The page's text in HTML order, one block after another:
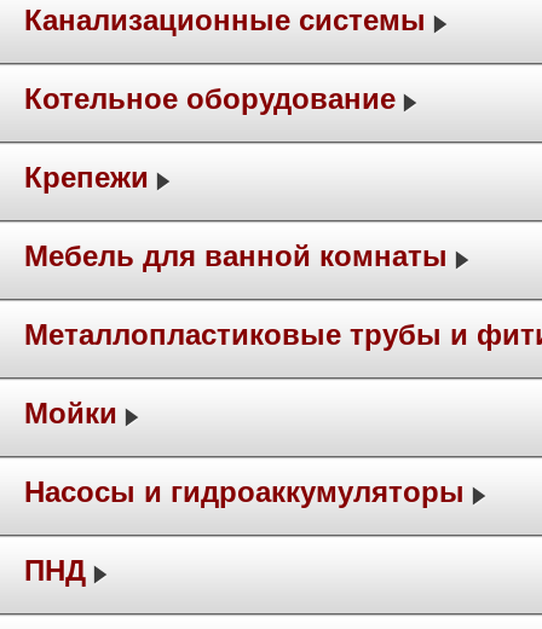
Канализационные системы
Котельное оборудование
Крепежи
Мебель для ванной комнаты
Металлопластиковые трубы и
Мойки
Насосы и гидроаккумуляторы
ПНД